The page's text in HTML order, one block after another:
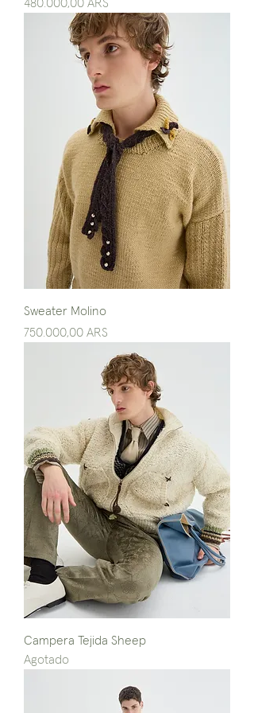
Precio
480.000,00 ARS
Sweater Molino
Precio
750.000,00 ARS
Campera Tejida Sheep
Agotado